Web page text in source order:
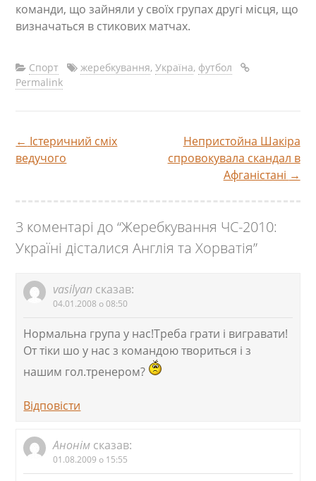
команди, що зайняли у своїх групах другі місця, що
визначаться в стикових матчах.
Спорт жеребкування,Україна, футбол
Permalink
Навігація
по
запису
← Істеричний сміх
ведучого
Непристойна Шакіра
спровокувала скандал в
Афганістані →
3 коментарі до “Жеребкування ЧС-2010:
Україні дісталися Англія та Хорватія”
vasilyan сказав:
04.01.2008 о 08:50
Нормальна група у нас!Треба грати і вигравати!
От тіки шо у нас з командою твориться і з
нашим гол.тренером?
Відповіcти
Анонім сказав:
01.08.2009 о 15:55